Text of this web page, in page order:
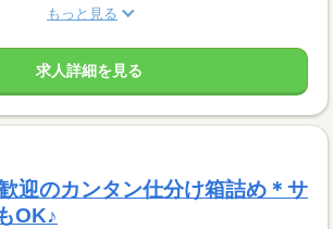
もっと見る
求人詳細を見る
迎のカンタン仕分け箱詰め＊サ
OK♪